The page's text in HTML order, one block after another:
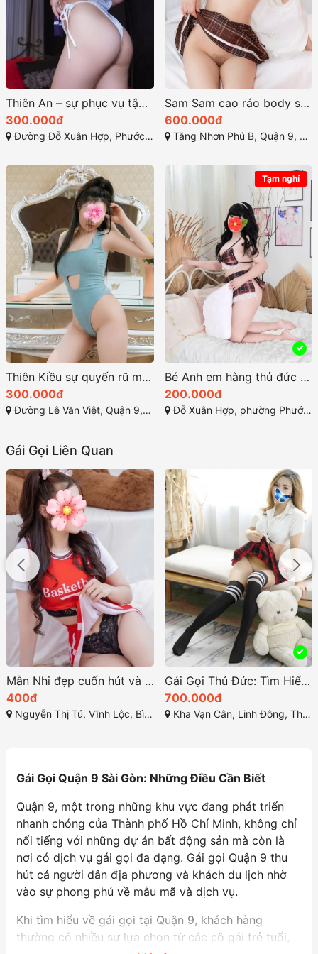
Thiên An – sự phục vụ tận tình và chuyên nghiệp
300.000đ
Đường Đỗ Xuân Hợp, Phước Long B, Quận 9, Thành phố Hồ Chí Minh
Sam Sam cao ráo body săn chắc và rất quyến rũ
600.000đ
Tăng Nhơn Phú B, Quận 9, Hồ Chí Minh
Thiên Kiều sự quyến rũ mê hoặc sung sướng
300.000đ
Đường Lê Văn Việt, Quận 9, Thành phố Hồ Chí Minh
Tạm nghỉ
Bé Anh em hàng thủ đức giá rẻ vú buym đẹp làm tình bài bản
200.000đ
Đỗ Xuân Hợp, phường Phước Long B, TP. Thủ Đức
Gái Gọi Liên Quan
Mẫn Nhi đẹp cuốn hút và khả năng làm vừa lòng mọi khách
400đ
Nguyễn Thị Tú, Vĩnh Lộc, Bình Chánh
Gái Gọi Thủ Đức: Tìm Hiểu Thông Tin Mới Nhất 2025
700.000đ
Kha Vạn Cân, Linh Đông, Thủ Đức, Hồ Chí Minh
Gái Gọi Quận 9 Sài Gòn: Những Điều Cần Biết
Quận 9, một trong những khu vực đang phát triển
nhanh chóng của Thành phố Hồ Chí Minh, không chỉ
nổi tiếng với những dự án bất động sản mà còn là
nơi có dịch vụ gái gọi đa dạng. Gái gọi Quận 9 thu
hút cả người dân địa phương và khách du lịch nhờ
vào sự phong phú về mẫu mã và dịch vụ.
Khi tìm hiểu về gái gọi tại Quận 9, khách hàng
thường có nhiều sự lựa chọn từ các cô gái trẻ tuổi,